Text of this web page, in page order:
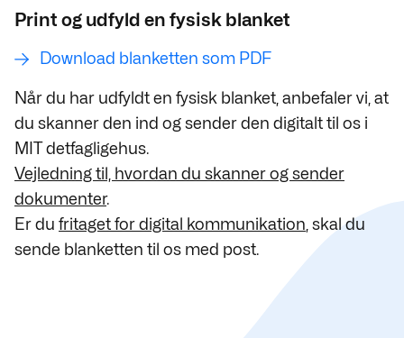
Print og udfyld en fysisk blanket
Download blanketten som PDF
Når du har udfyldt en fysisk blanket, anbefaler vi, at
du skanner den ind og sender den digitalt til os i
MIT detfagligehus.
Vejledning til, hvordan du skanner og sender
dokumenter.
Er du fritaget for digital kommunikation , skal du
sende blanketten til os med post.